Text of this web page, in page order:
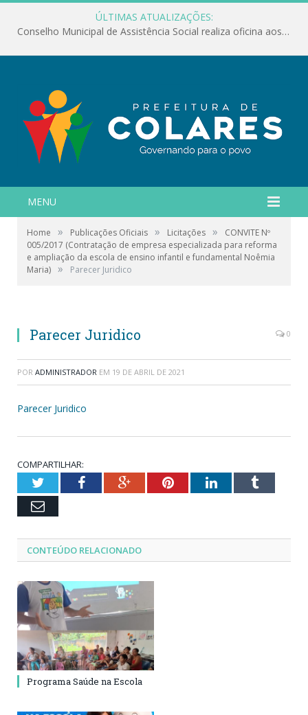
ÚLTIMAS ATUALIZAÇÕES:
Conselho Municipal de Assistência Social realiza oficina aos servidores
MENU
Home » Publicações Oficiais » Licitações »
CONVITE Nº
005/2017 (Contratação de empresa especializada para reforma
e ampliação da escola de ensino infantil e fundamental Noêmia
Maria) » Parecer Juridico
Parecer Juridico 0
POR ADMINISTRADOR EM 19 DE ABRIL DE 2021
Parecer Juridico
COMPARTILHAR:
TwitterFacebookGoogle+PinterestLinkedInTumblr
Email
CONTEÚDO RELACIONADO
Programa Saúde na Escola